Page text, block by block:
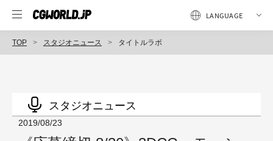
TOP スタジオニュース タイトルラボ
スタジオニュース
2019/08/23